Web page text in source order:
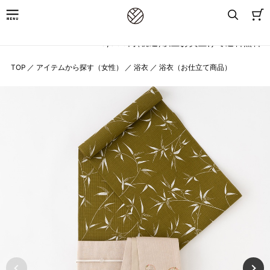
TOP ／ アイテムから探す（女性） ／ 浴衣 ／ 浴衣（お仕立て商品）